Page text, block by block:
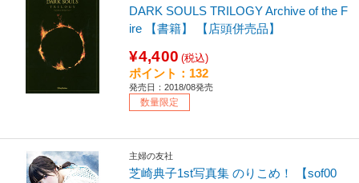
DARK SOULS TRILOGY Archive of the F
ire 【書籍】 【店頭併売品】
¥4,400 (税込)
ポイント：132
発売日：2018/08発売
数量限定
主婦の友社
芝崎典子1st写真集 のりこめ！ 【sof00